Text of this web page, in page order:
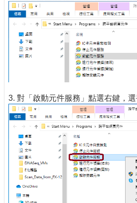
3. 對「啟動元件服務」點選右鍵，選